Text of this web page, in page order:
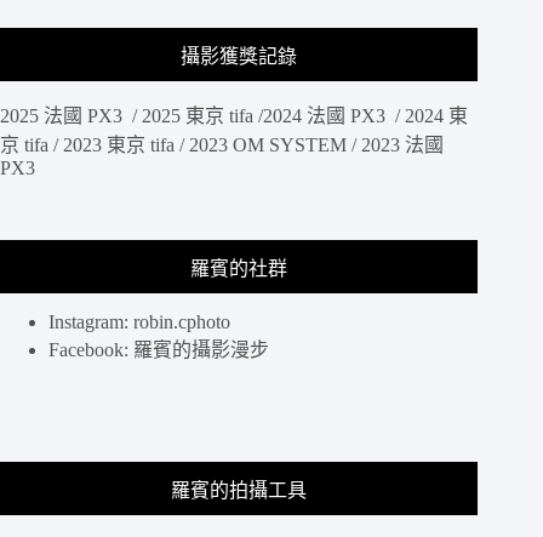
攝影獲獎記錄
2025 法國 PX3 / 2025 東京 tifa /2024 法國 PX3 / 2024 東
京 tifa / 2023 東京 tifa / 2023 OM SYSTEM / 2023 法國
PX3
羅賓的社群
Instagram: robin.cphoto
Facebook: 羅賓的攝影漫步
羅賓的拍攝工具